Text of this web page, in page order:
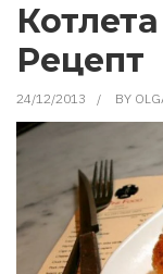
Рецепт
24/12/2013 BY